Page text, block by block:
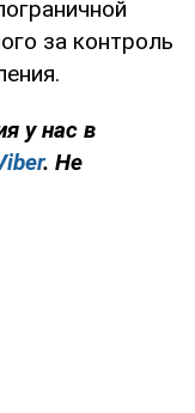
за контроль
у нас в
. Не